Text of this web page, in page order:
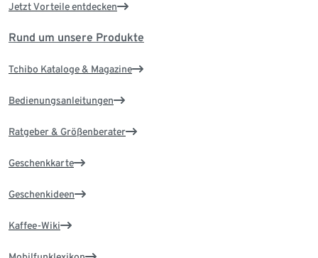
Jetzt Vorteile entdecken
Rund um unsere Produkte
Tchibo Kataloge & Magazine
Bedienungsanleitungen
Ratgeber & Größenberater
Geschenkkarte
Geschenkideen
Kaffee-Wiki